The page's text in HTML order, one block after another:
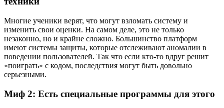
Многие ученики верят, что могут взломать систему и
изменить свои оценки. На самом деле, это не только
незаконно, но и крайне сложно. Большинство платформ
имеют системы защиты, которые отслеживают аномалии в
поведении пользователей. Так что если кто-то вдруг решит
«поиграть» с кодом, последствия могут быть довольно
серьезными.
Миф 2: Есть специальные программы для этого